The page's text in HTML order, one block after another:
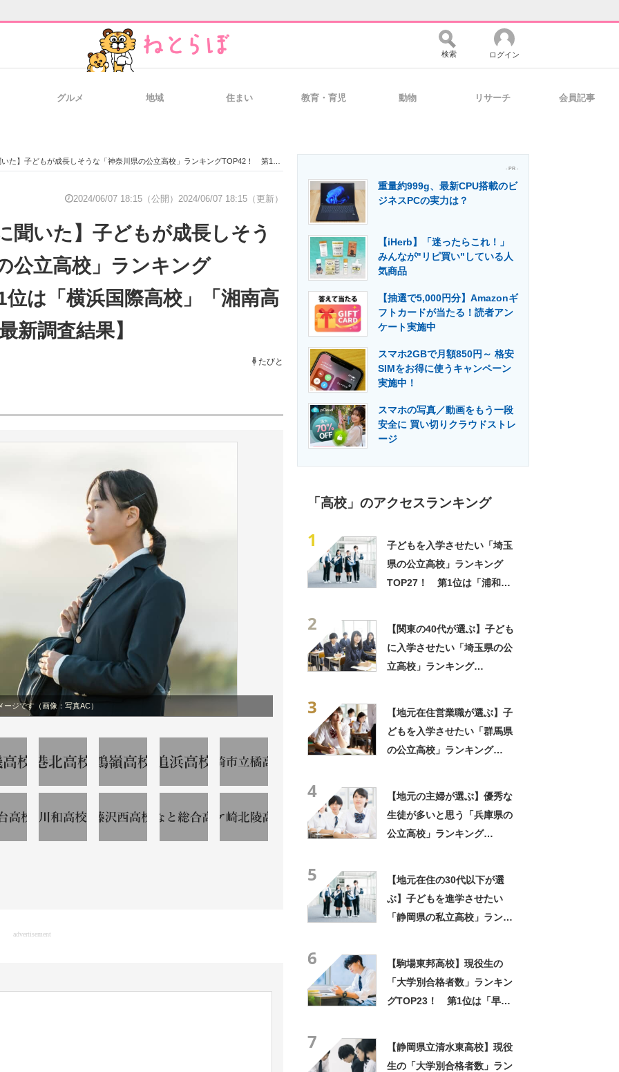
経営リーダーのコミュニティ マーケ×ITの今がよく分かる
の総合サイト 製造業のIT導入・活用を支援
ス専門サイト 電子設計の基本と応用 エネルギーの専門メディア 建設×テクノロジーの最前線
検索 ログイン
グルメ 地域 住まい 教育・育児 動物 リサーチ 会員記事
が成長しそうな「神奈川県の公立高校」ランキングTOP42！ 第1位は「横浜国際高校」「湘南高校」【2024年最新調査結果】
2024/06/07 18:15（公開） 2024/06/07 18:15（更新）
聞いた】子どもが成長しそう
公立高校」ランキング
は「横浜国際高校」「湘南高
新調査結果】
たびと
ージです（画像：写真AC）
advertisement
- PR -
重量約999g、最新CPU搭載のビ
ジネスPCの実力は？
【iHerb】「迷ったらこれ！」
みんなが"リピ買い"している人
気商品
【抽選で5,000円分】Amazonギ
フトカードが当たる！読者アン
ケート実施中
スマホ2GBで月額850円～ 格安
SIMをお得に使うキャンペーン
実施中！
スマホの写真／動画をもう一段
安全に 買い切りクラウドストレ
ージ
「高校」のアクセスランキング
1
子どもを入学させたい「埼玉
県の公立高校」ランキング
TOP27！ 第1位は「浦和高
2
【関東の40代が選ぶ】子ども
に入学させたい「埼玉県の公
立高校」ランキング
3
【地元在住営業職が選ぶ】子
どもを入学させたい「群馬県
の公立高校」ランキング
4
【地元の主婦が選ぶ】優秀な
生徒が多いと思う「兵庫県の
公立高校」ランキング
5
【地元在住の30代以下が選
ぶ】子どもを進学させたい
「静岡県の私立高校」ランキ
6
【駒場東邦高校】現役生の
「大学別合格者数」ランキン
グTOP23！ 第1位は「早稲
7
【静岡県立清水東高校】現役
生の「大学別合格者数」ラン